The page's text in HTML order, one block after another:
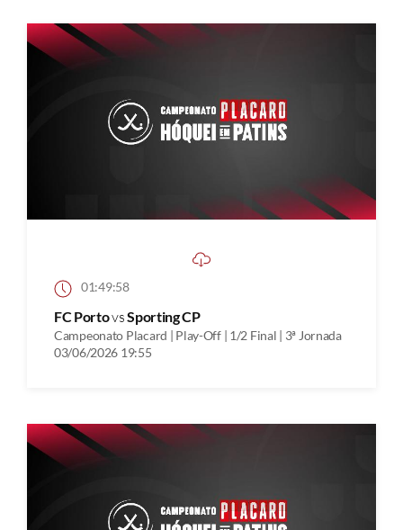
01:49:58
FC PortovsSporting CP
Campeonato Placard | Play-Off | 1/2 Final | 3ª Jornada
03/06/2026 19:55